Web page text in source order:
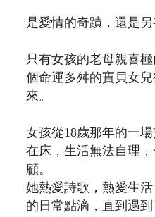
是愛情的奇蹟，還是另
只有女孩的老母親喜
個命運多舛的寶貝女
來。
女孩從18歲那年的一
在床，生活無法自理
顧。
她熱愛詩歌，熱愛生
的日常點滴，直到遇